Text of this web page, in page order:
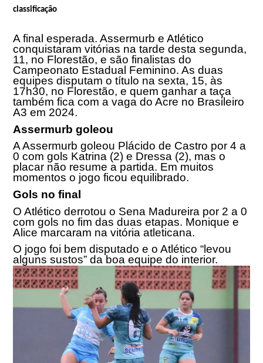
classificação
A final esperada. Assermurb e Atlético
conquistaram vitórias na tarde desta segunda,
11, no Florestão, e são finalistas do
Campeonato Estadual Feminino. As duas
equipes disputam o título na sexta, 15, às
17h30, no Florestão, e quem ganhar a taça
também fica com a vaga do Acre no Brasileiro
A3 em 2024.
Assermurb goleou
A Assermurb goleou Plácido de Castro por 4 a
0 com gols Katrina (2) e Dressa (2), mas o
placar não resume a partida. Em muitos
momentos o jogo ficou equilibrado.
Gols no final
O Atlético derrotou o Sena Madureira por 2 a 0
com gols no fim das duas etapas. Monique e
Alice marcaram na vitória atleticana.
O jogo foi bem disputado e o Atlético “levou
alguns sustos” da boa equipe do interior.